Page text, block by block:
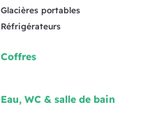
Glacières portables
Réfrigérateurs
Coffres
Eau, WC & salle de bain